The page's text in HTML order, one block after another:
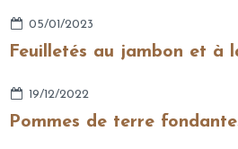
05/01/2023
Feuilletés au jambon et à
19/12/2022
Pommes de terre